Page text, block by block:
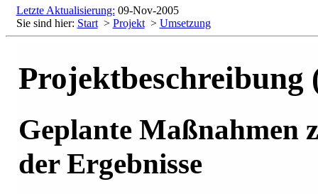
Letzte Aktualisierung: 09-Nov-2005
Sie sind hier: Start> Projekt> Umsetzung
Projektbeschreibung
Geplante Maßnahmen
der Ergebnisse